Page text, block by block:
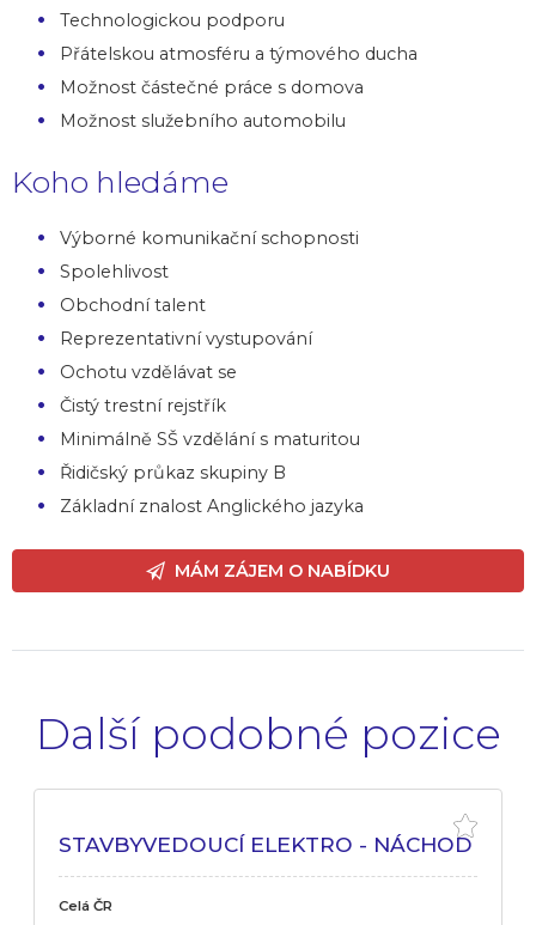
Technologickou podporu
Přátelskou atmosféru a týmového ducha
Možnost částečné práce s domova
Možnost služebního automobilu
Koho hledáme
Výborné komunikační schopnosti
Spolehlivost
Obchodní talent
Reprezentativní vystupování
Ochotu vzdělávat se
Čistý trestní rejstřík
Minimálně SŠ vzdělání s maturitou
Řidičský průkaz skupiny B
Základní znalost Anglického jazyka
MÁM ZÁJEM O NABÍDKU
Další podobné pozice
STAVBYVEDOUCÍ ELEKTRO - NÁCHOD
Celá ČR